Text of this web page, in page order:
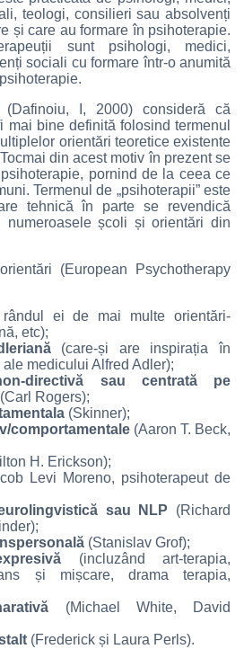
teologi, consilieri sau absolvenți
și care au formare în psihoterapie.
sunt psihologi, medici,
sociali cu formare într-o anumită
I, 2000) consideră că
mai bine definită folosind termenul
orientări teoretice existente
din acest motiv în prezent se
pornind de la ceea ce
Termenul de „psihoterapii” este
tehnică în parte se revendică
școli și orientări din
(European Psychotherapy
ei de mai multe orientări-
etc);
(care-și are inspirația în
medicului Alfred Adler);
directivă sau centrată pe
(Carl Rogers);
(Skinner);
comportamentale (Aaron T. Beck,
H. Erickson);
Levi Moreno, psihoterapeut de
sau NLP (Richard
(Stanislav Grof);
(incluzând art-terapia,
și mișcare, drama terapia,
(Michael White, David
(Frederick și Laura Perls).